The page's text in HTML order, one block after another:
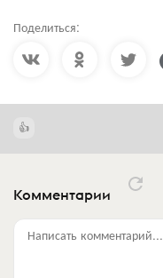
Поделиться:
Комментарии
Написать комментарий...